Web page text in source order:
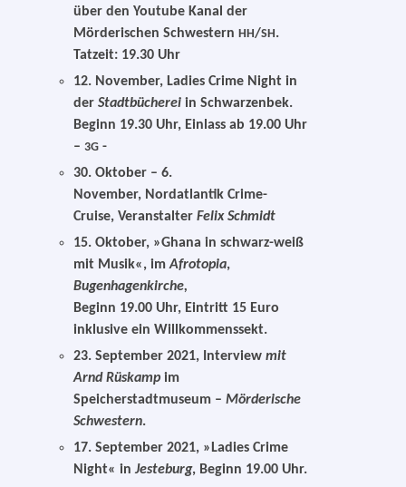
über den Youtube Kanal der
Mörderischen SchwesternHH/SH.
Tatzeit: 19.30 Uhr
12. November, Ladies Crime Night in
derStadtbücherei in Schwarzenbek.
Beginn 19.30 Uhr, Einlass ab 19.00 Uhr
–3G -
30. Oktober – 6.
November, Nordatlantik Crime-
Cruise, VeranstalterFelix Schmidt
15. Oktober, »Ghana in schwarz-weiß
mit Musik«, imAfrotopia,
Bugenhagenkirche,
Beginn 19.00 Uhr, Eintritt 15 Euro
inklu­si­ve ein Willkommenssekt.
23. September 2021, Interviewmit
Arnd Rüskamp im
Speicherstadtmuseum –Mörderische
Schwestern.
17. September 2021, »Ladies Crime
Night« inJesteburg, Beginn 19.00 Uhr.